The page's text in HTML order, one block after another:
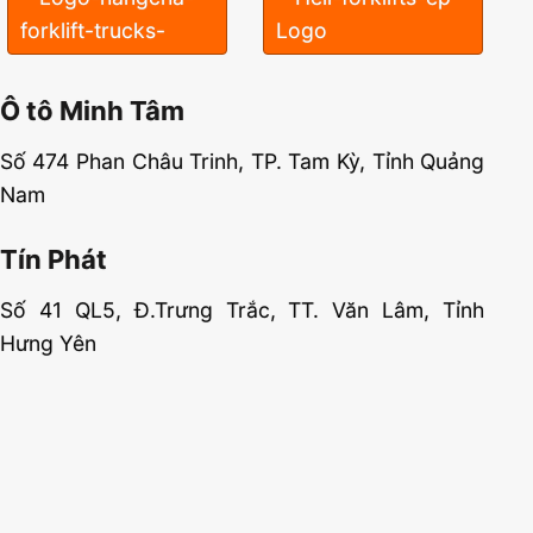
Ô tô Minh Tâm
Số 474 Phan Châu Trinh, TP. Tam Kỳ, Tỉnh Quảng
Nam
Tín Phát
Số 41 QL5, Đ.Trưng Trắc, TT. Văn Lâm, Tỉnh
Hưng Yên